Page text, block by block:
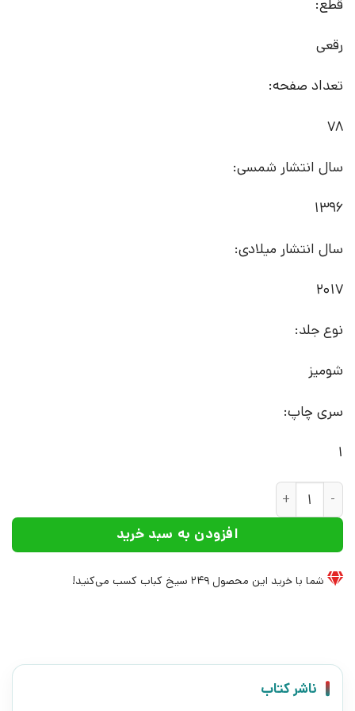
قطع:
رقعی
تعداد صفحه:
78
سال انتشار شمسی:
1396
سال انتشار میلادی:
2017
نوع جلد:
شومیز
سری چاپ:
1
کتاب پیشواز و یک نمایشنامه ی دیگر | انتشارات افراز عدد
افزودن به سبد خرید
شما با خرید این محصول 249 سیخ کباب کسب می‌کنید!
ناشر کتاب